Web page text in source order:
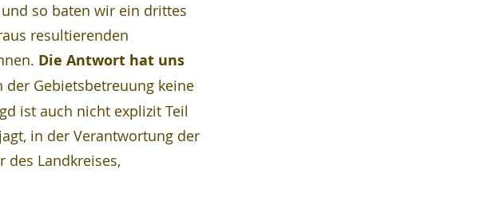
so baten wir ein drittes
resultierenden
Die Antwort hat uns
der Gebietsbetreuung keine
ist auch nicht explizit Teil
in der Verantwortung der
des Landkreises,